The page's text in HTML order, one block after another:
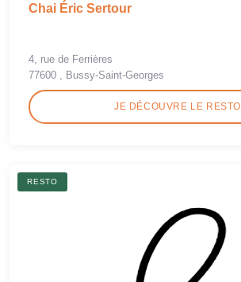
Chai Éric Sertour
4, rue de Ferrières
77600 , Bussy-Saint-Georges
JE DÉCOUVRE LE RESTO
RESTO